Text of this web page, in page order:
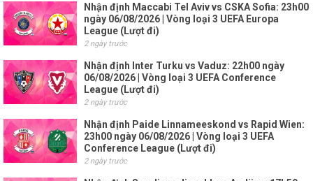
Nhận định Maccabi Tel Aviv vs CSKA Sofia: 23h00
ngày 06/08/2026 | Vòng loại 3 UEFA Europa
League (Lượt đi)
2 ngày trước
Nhận định Inter Turku vs Vaduz: 22h00 ngày
06/08/2026 | Vòng loại 3 UEFA Conference
League (Lượt đi)
2 ngày trước
Nhận định Paide Linnameeskond vs Rapid Wien:
23h00 ngày 06/08/2026 | Vòng loại 3 UEFA
Conference League (Lượt đi)
2 ngày trước